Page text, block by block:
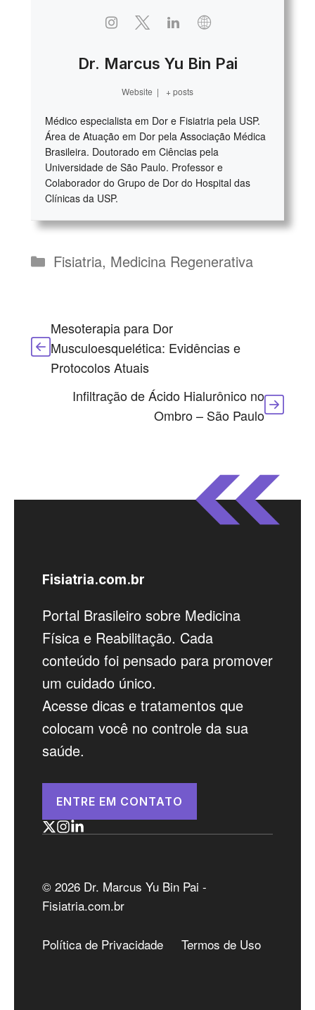
Dr. Marcus Yu Bin Pai
Website | + posts
Médico especialista em Dor e Fisiatria pela USP.
Área de Atuação em Dor pela Associação Médica
Brasileira. Doutorado em Ciências pela
Universidade de São Paulo. Professor e
Colaborador do Grupo de Dor do Hospital das
Clínicas da USP.
Categorias
Fisiatria, Medicina Regenerativa
Mesoterapia para Dor
Musculoesquelética: Evidências e
Protocolos Atuais
Infiltração de Ácido Hialurônico no
Ombro – São Paulo
Fisiatria.com.br
Portal Brasileiro sobre Medicina
Física e Reabilitação. Cada
conteúdo foi pensado para promover
um cuidado único.
Acesse dicas e tratamentos que
colocam você no controle da sua
saúde.
ENTRE EM CONTATO
© 2026 Dr. Marcus Yu Bin Pai -
Fisiatria.com.br
Política de Privacidade Termos de Uso